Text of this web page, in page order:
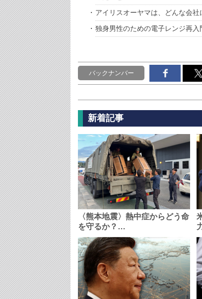
アイリスオーヤマは、どんな会社
独身男性のための電子レンジ再
バックナンバー
新着記事
〈熊本地震〉熱中症からどう命
を守るか？…